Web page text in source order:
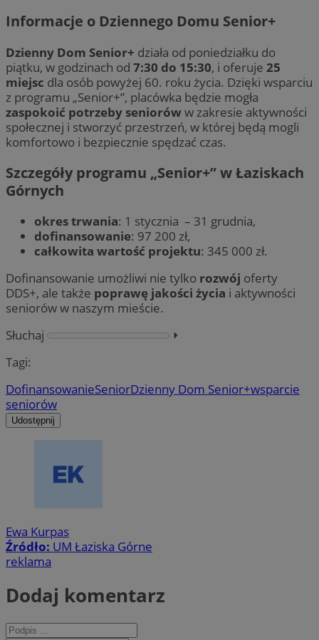
Informacje o Dziennego Domu Senior+
Dzienny Dom Senior+ działa od poniedziałku do
piątku, w godzinach od 7:30 do 15:30, i oferuje 25
miejsc dla osób powyżej 60. roku życia. Dzięki wsparciu
z programu „Senior+”, placówka będzie mogła
zaspokoić potrzeby seniorów w zakresie aktywności
społecznej i stworzyć przestrzeń, w której będą mogli
komfortowo i bezpiecznie spędzać czas.
Szczegóły programu „Senior+” w Łaziskach
Górnych
okres trwania: 1 stycznia – 31 grudnia,
dofinansowanie: 97 200 zł,
całkowita wartość projektu: 345 000 zł.
Dofinansowanie umożliwi nie tylko rozwój oferty
DDS+, ale także poprawę jakości życia i aktywności
seniorów w naszym mieście.
Słuchaj
⏵︎
Tagi:
DofinansowanieSeniorDzienny Dom Senior+wsparcie
seniorów
Udostępnij
Ewa Kurpas
Źródło: UM Łaziska Górne
reklama
Dodaj komentarz